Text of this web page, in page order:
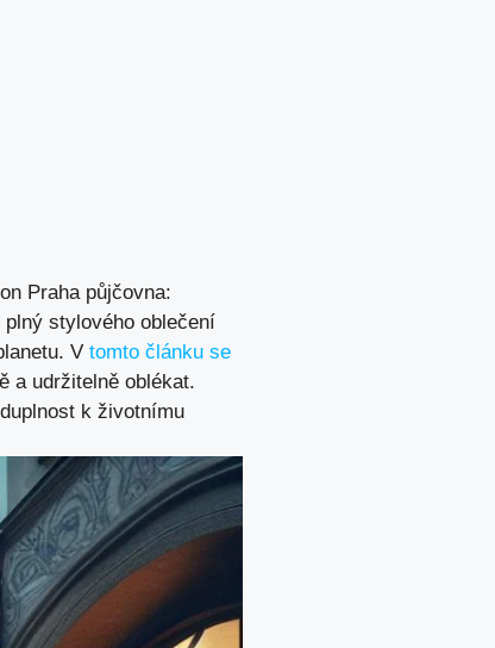
Praha půjčovna:
stylového oblečení
V tomto článku se
a udržitelně oblékat.
k životnímu